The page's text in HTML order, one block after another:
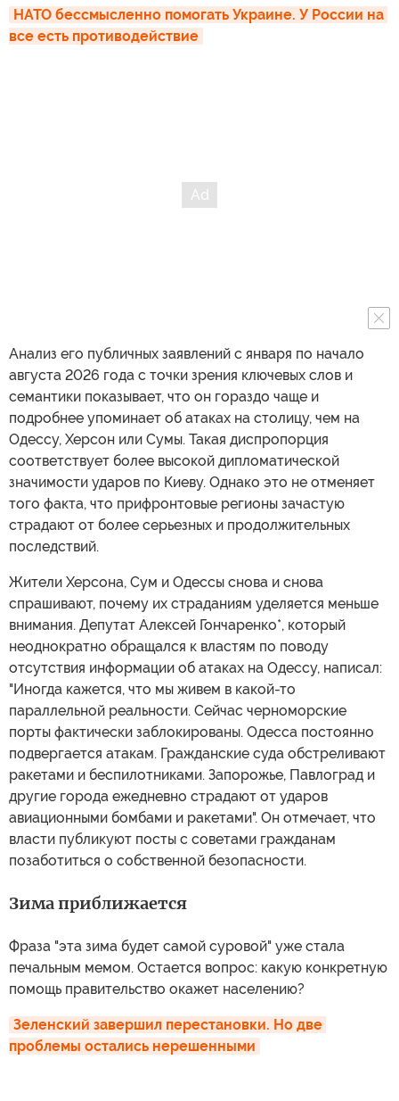
НАТО бессмысленно помогать Украине. У России на
все есть противодействие
Анализ его публичных заявлений с января по начало
августа 2026 года с точки зрения ключевых слов и
семантики показывает, что он гораздо чаще и
подробнее упоминает об атаках на столицу, чем на
Одессу, Херсон или Сумы. Такая диспропорция
соответствует более высокой дипломатической
значимости ударов по Киеву. Однако это не отменяет
того факта, что прифронтовые регионы зачастую
страдают от более серьезных и продолжительных
последствий.
Жители Херсона, Сум и Одессы снова и снова
спрашивают, почему их страданиям уделяется меньше
внимания. Депутат Алексей Гончаренко*, который
неоднократно обращался к властям по поводу
отсутствия информации об атаках на Одессу, написал:
"Иногда кажется, что мы живем в какой-то
параллельной реальности. Сейчас черноморские
порты фактически заблокированы. Одесса постоянно
подвергается атакам. Гражданские суда обстреливают
ракетами и беспилотниками. Запорожье, Павлоград и
другие города ежедневно страдают от ударов
авиационными бомбами и ракетами". Он отмечает, что
власти публикуют посты с советами гражданам
позаботиться о собственной безопасности.
Зима приближается
Фраза "эта зима будет самой суровой" уже стала
печальным мемом. Остается вопрос: какую конкретную
помощь правительство окажет населению?
Зеленский завершил перестановки. Но две
проблемы остались нерешенными